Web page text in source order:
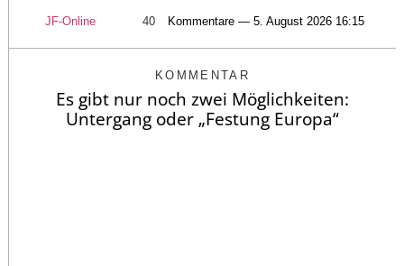
JF-Online 40 Kommentare — 5. August 2026 16:15
KOMMENTAR
Es gibt nur noch zwei Möglichkeiten:
Untergang oder „Festung Europa“